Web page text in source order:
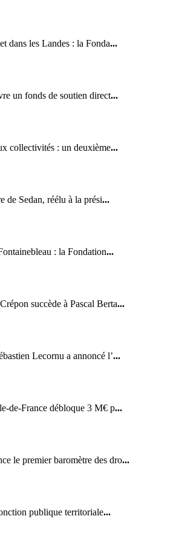
dans les Landes : la Fonda...
un fonds de soutien direct...
collectivités : un deuxième...
Sedan, réélu à la prési...
: la Fondation...
succède à Pascal Berta...
Lecornu a annoncé l’...
de-France débloque 3 M€ p...
le premier baromètre des dro...
publique territoriale...